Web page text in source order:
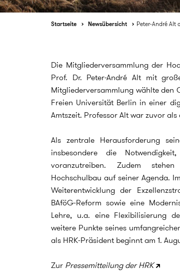
Startseite Newsübersicht Peter-André Alt
Die Mitgliederversammlung der
Prof. Dr. Peter-André Alt mit
Mitgliederversammlung wählte den
Freien Universität Berlin in einer
Amtszeit. Professor Alt war zuvor
Als zentrale Herausforderung
insbesondere die
voranzutreiben. Zudem
Hochschulbau auf seiner Agenda.
Weiterentwicklung der
BAföG-Reform sowie eine
Lehre, u.a. eine Flexibilisierung
weitere Punkte seines
als HRK-Präsident beginnt am 1.
Zur Pressemitteilung der HRK